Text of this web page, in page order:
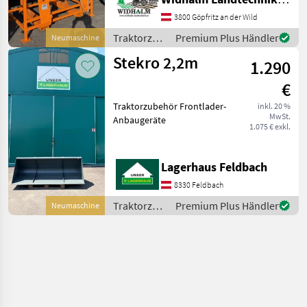
Neumaschine
1565x920x2120mm
Traktorzubehör Frontlader-
Anbaugeräte
3800 Göpfritz an der Wild
Traktorzubehör
/ Stekro
Premium Plus Händler
Neumaschine
Stekro 2,2m
1.290
€
inkl. 20 %
MwSt.
1.075 € exkl.
Traktorzubehör Frontlader-
Anbaugeräte
Lagerhaus Feldbach
8330 Feldbach
Traktorzubehör
/ Stekro
Premium Plus Händler